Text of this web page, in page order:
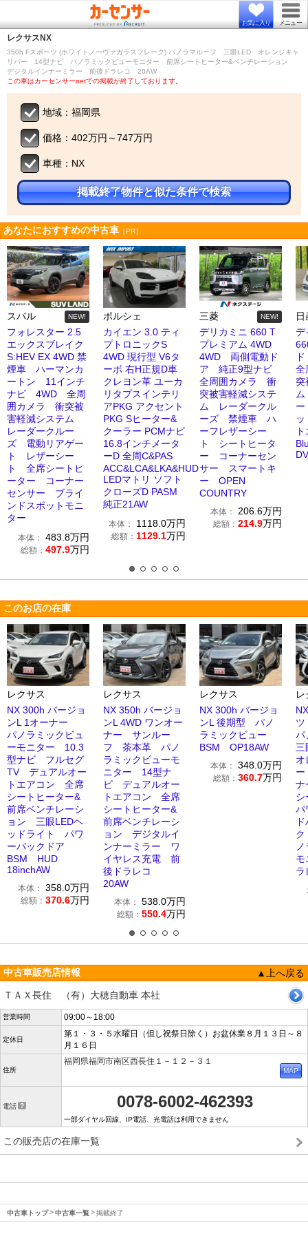
お気に入り メニュー
レクサス NX
350h Fスポーツ (ホワイトノーヴァガラスフレーク) パノラマルーフ 三眼LED オレンジキャ
リパー 14型ナビ パノラミックビューモニター 前席シートヒーター&ベンチレーション
デジタルインナーミラー 前後ドラレコ 20AW
この車はカーセンサーnetでの掲載が終了しております。
地域：福岡県
価格：402万円～747万円
車種：NX
掲載終了物件と似た条件で検索
あなたにおすすめの中古車 ［PR］
スバル NEW!
フォレスター 2.5
エックスブレイク
S:HEV EX 4WD 禁
煙車 ハーマンカ
ートン 11インチ
ナビ 4WD 全周
囲カメラ 衝突被
害軽減システム
レーダークルー
ズ 電動リアゲー
ト レザーシー
ト 全席シートヒ
ーター コーナー
センサー ブライ
ンドスポットモニ
ター
本体： 483.8万円
総額： 497.9万円
ポルシェ
カイエン 3.0 ティ
プトロニックS
4WD 現行型 V6タ
ーボ 右H正規D車
クレヨン革 ユーカ
リタプスインテリ
アPKG アクセント
PKG Sヒーター&
クーラー PCMナビ
16.8インチメータ
ーD 全周C&PAS
ACC&LCA&LKA&HUD
LEDマトリ ソフト
クローズD PASM
純正21AW
本体： 1118.0万円
総額： 1129.1万円
三菱 NEW!
デリカミニ 660 T
プレミアム 4WD
4WD 両側電動ド
ア 純正9型ナビ
全周囲カメラ 衝
突被害軽減システ
ム レーダークル
ーズ 禁煙車 ハ
ーフレザーシー
ト シートヒータ
ー コーナーセン
サー スマートキ
ー OPEN
COUNTRY
本体： 206.6万円
総額： 214.9万円
日
デ
全
突
このお店の在庫
レクサス
NX 300h バージョ
ンL 1オーナー
パノラミックビュ
ーモニター 10.3
型ナビ フルセグ
TV デュアルオー
トエアコン 全席
シートヒーター&
前席ベンチレーシ
ョン 三眼LEDヘ
ッドライト パワ
ーバックドア
BSM HUD
18inchAW
本体： 358.0万円
総額： 370.6万円
レクサス
NX 350h バージョ
ンL 4WD ワンオー
ナー サンルー
フ 茶本革 パノ
ラミックビューモ
ニター 14型ナ
ビ デュアルオー
トエアコン 全席
シートヒーター&
前席ベンチレーシ
ョン デジタルイ
ンナーミラー ワ
イヤレス充電 前
後ドラレコ
20AW
本体： 538.0万円
総額： 550.4万円
レクサス
NX 300h バージョ
ンL 後期型 パノ
ラミックビュー
BSM OP18AW
本体： 348.0万円
総額： 360.7万円
オ
ナ
シ
パ
中古車販売店情報
▲上へ戻る
ＴＡＸ長住 （有）大穂自動車 本社
営業時間 09:00～18:00
定休日
第１・３・５水曜日（但し祝祭日除く）お盆休業８月１３日～８
月１６日
住所
福岡県福岡市南区西長住１－１２－３１
電話 0078-6002-462393
一部ダイヤル回線、IP電話、光電話は利用できません
この販売店の在庫一覧
中古車トップ 中古車一覧 掲載終了